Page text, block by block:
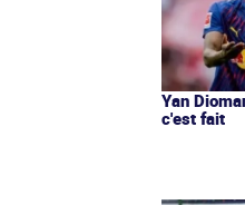
Yan
c'est fait